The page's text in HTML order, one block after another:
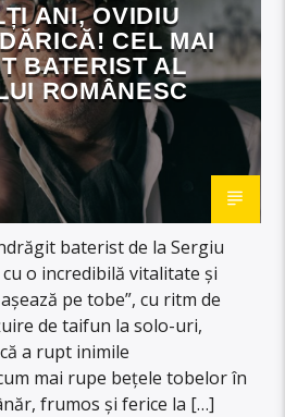
ANI, OVIDIU
CEL MAI
BATERIST AL
ROMÂNESC
baterist de la Sergiu
o incredibilă vitalitate şi
pe tobe”, cu ritm de
de taifun la solo-uri,
a rupt inimile
mai rupe beţele tobelor în
frumos şi ferice la […]